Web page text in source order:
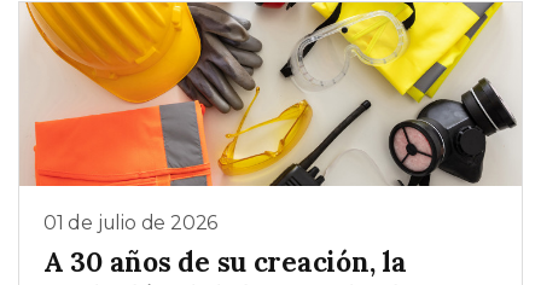
01 de julio de 2026
A 30 años de su creación, la